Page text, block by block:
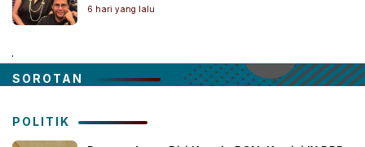
6 hari yang lalu
.
SOROTAN
POLITIK